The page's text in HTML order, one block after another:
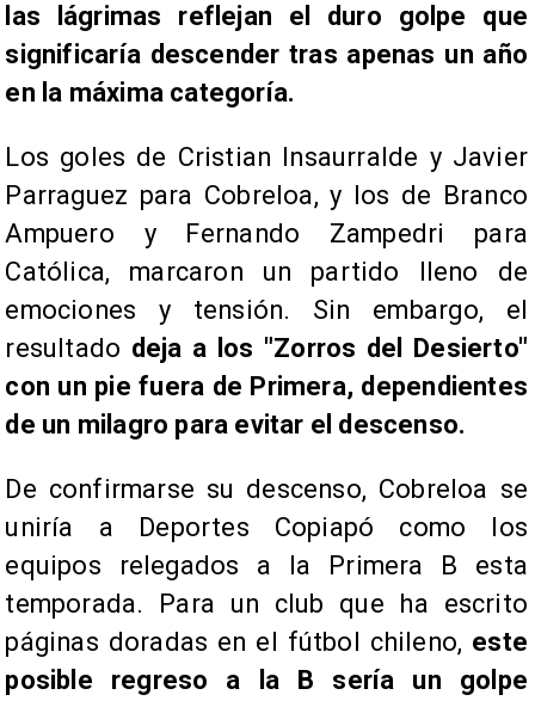
las lágrimas reflejan el duro golpe que
significaría descender tras apenas un año
en la máxima categoría.
Los goles de Cristian Insaurralde y Javier
Parraguez para Cobreloa, y los de Branco
Ampuero y Fernando Zampedri para
Católica, marcaron un partido lleno de
emociones y tensión. Sin embargo, el
resultado deja a los "Zorros del Desierto"
con un pie fuera de Primera, dependientes
de un milagro para evitar el descenso.
De confirmarse su descenso, Cobreloa se
uniría a Deportes Copiapó como los
equipos relegados a la Primera B esta
temporada. Para un club que ha escrito
páginas doradas en el fútbol chileno, este
posible regreso a la B sería un golpe